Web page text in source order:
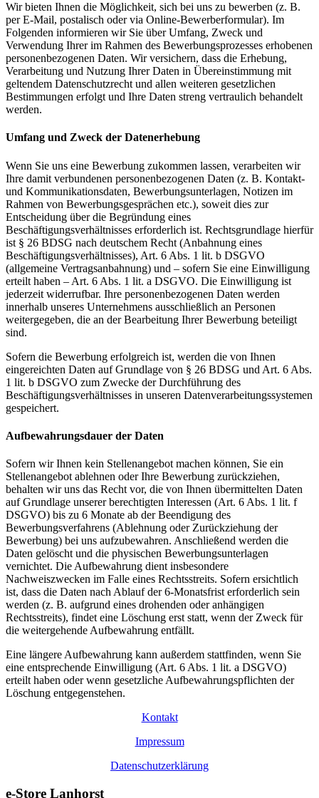
Wir bieten Ihnen die Möglichkeit, sich bei uns zu bewerben (z. B.
per E-Mail, postalisch oder via Online-Bewerberformular). Im
Folgenden informieren wir Sie über Umfang, Zweck und
Verwendung Ihrer im Rahmen des Bewerbungsprozesses erhobenen
personenbezogenen Daten. Wir versichern, dass die Erhebung,
Verarbeitung und Nutzung Ihrer Daten in Übereinstimmung mit
geltendem Datenschutzrecht und allen weiteren gesetzlichen
Bestimmungen erfolgt und Ihre Daten streng vertraulich behandelt
werden.
Umfang und Zweck der Datenerhebung
Wenn Sie uns eine Bewerbung zukommen lassen, verarbeiten wir
Ihre damit verbundenen personenbezogenen Daten (z. B. Kontakt-
und Kommunikationsdaten, Bewerbungsunterlagen, Notizen im
Rahmen von Bewerbungsgesprächen etc.), soweit dies zur
Entscheidung über die Begründung eines
Beschäftigungsverhältnisses erforderlich ist. Rechtsgrundlage hierfür
ist § 26 BDSG nach deutschem Recht (Anbahnung eines
Beschäftigungsverhältnisses), Art. 6 Abs. 1 lit. b DSGVO
(allgemeine Vertragsanbahnung) und – sofern Sie eine Einwilligung
erteilt haben – Art. 6 Abs. 1 lit. a DSGVO. Die Einwilligung ist
jederzeit widerrufbar. Ihre personenbezogenen Daten werden
innerhalb unseres Unternehmens ausschließlich an Personen
weitergegeben, die an der Bearbeitung Ihrer Bewerbung beteiligt
sind.
Sofern die Bewerbung erfolgreich ist, werden die von Ihnen
eingereichten Daten auf Grundlage von § 26 BDSG und Art. 6 Abs.
1 lit. b DSGVO zum Zwecke der Durchführung des
Beschäftigungsverhältnisses in unseren Datenverarbeitungssystemen
gespeichert.
Aufbewahrungsdauer der Daten
Sofern wir Ihnen kein Stellenangebot machen können, Sie ein
Stellenangebot ablehnen oder Ihre Bewerbung zurückziehen,
behalten wir uns das Recht vor, die von Ihnen übermittelten Daten
auf Grundlage unserer berechtigten Interessen (Art. 6 Abs. 1 lit. f
DSGVO) bis zu 6 Monate ab der Beendigung des
Bewerbungsverfahrens (Ablehnung oder Zurückziehung der
Bewerbung) bei uns aufzubewahren. Anschließend werden die
Daten gelöscht und die physischen Bewerbungsunterlagen
vernichtet. Die Aufbewahrung dient insbesondere
Nachweiszwecken im Falle eines Rechtsstreits. Sofern ersichtlich
ist, dass die Daten nach Ablauf der 6-Monatsfrist erforderlich sein
werden (z. B. aufgrund eines drohenden oder anhängigen
Rechtsstreits), findet eine Löschung erst statt, wenn der Zweck für
die weitergehende Aufbewahrung entfällt.
Eine längere Aufbewahrung kann außerdem stattfinden, wenn Sie
eine entsprechende Einwilligung (Art. 6 Abs. 1 lit. a DSGVO)
erteilt haben oder wenn gesetzliche Aufbewahrungspflichten der
Löschung entgegenstehen.
Kontakt
Impressum
Datenschutzerklärung
e-Store Lanhorst